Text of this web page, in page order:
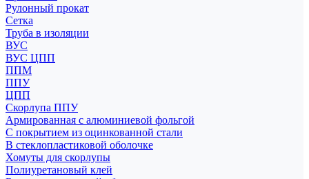
Рулонный прокат
Сетка
Труба в изоляции
ВУС
ВУС ЦПП
ППМ
ППУ
ЦПП
Скорлупа ППУ
Армированная с алюминиевой фольгой
С покрытием из оцинкованной стали
В стеклопластиковой оболочке
Хомуты для скорлупы
Полиуретановый клей